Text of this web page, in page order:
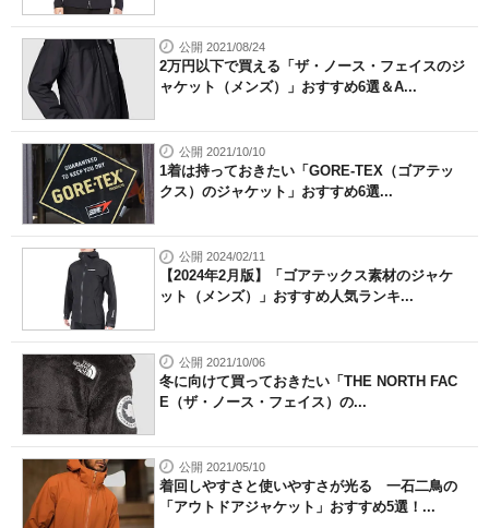
公開 2021/08/24
2万円以下で買える「ザ・ノース・フェイスのジ
ャケット（メンズ）」おすすめ6選＆A...
公開 2021/10/10
1着は持っておきたい「GORE-TEX（ゴアテッ
クス）のジャケット」おすすめ6選...
公開 2024/02/11
【2024年2月版】「ゴアテックス素材のジャケ
ット（メンズ）」おすすめ人気ランキ...
公開 2021/10/06
冬に向けて買っておきたい「THE NORTH FAC
E（ザ・ノース・フェイス）の...
公開 2021/05/10
着回しやすさと使いやすさが光る 一石二鳥の
「アウトドアジャケット」おすすめ5選！...